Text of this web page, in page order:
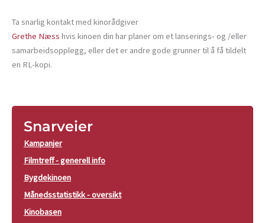
Ta snarlig kontakt med kinorådgiver
Grethe Næss hvis kinoen din har planer om et lanserings- og /eller
samarbeidsopplegg, eller det er andre gode grunner til å få tildelt
en RL-kopi.
Snarveier
Kampanjer
Filmtreff - generell info
Bygdekinoen
Månedsstatistikk - oversikt
Kinobasen